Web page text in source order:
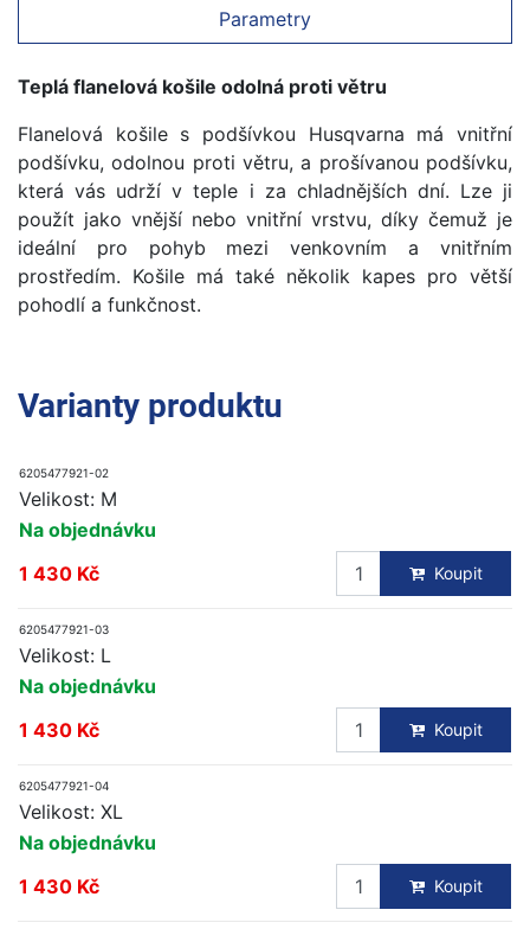
Parametry
Teplá flanelová košile odolná proti větru
Flanelová košile s podšívkou Husqvarna má vnitřní
podšívku, odolnou proti větru, a prošívanou podšívku,
která vás udrží v teple i za chladnějších dní. Lze ji
použít jako vnější nebo vnitřní vrstvu, díky čemuž je
ideální pro pohyb mezi venkovním a vnitřním
prostředím. Košile má také několik kapes pro větší
pohodlí a funkčnost.
Varianty produktu
6205477921-02
Velikost: M
Na objednávku
1 430 Kč
Koupit
6205477921-03
Velikost: L
Na objednávku
1 430 Kč
Koupit
6205477921-04
Velikost: XL
Na objednávku
1 430 Kč
Koupit